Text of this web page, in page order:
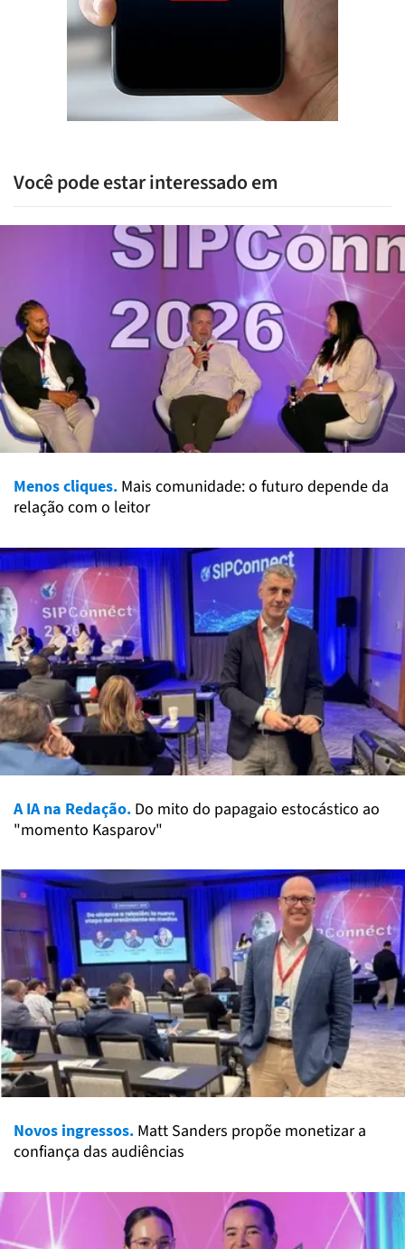
Você pode estar interessado em
Menos cliques. Mais comunidade: o futuro depende da
relação com o leitor
A IA na Redação. Do mito do papagaio estocástico ao
"momento Kasparov"
Novos ingressos. Matt Sanders propõe monetizar a
confiança das audiências